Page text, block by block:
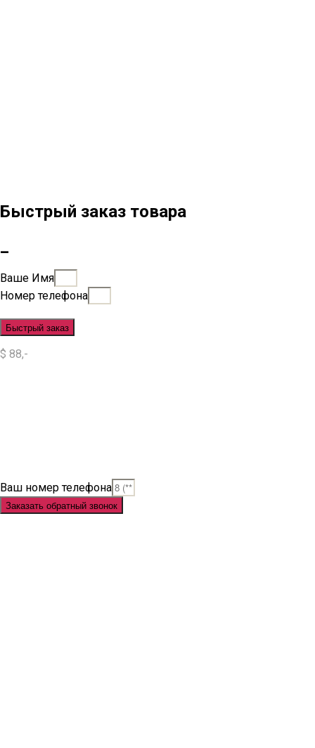
Быстрый заказ товара
Ваше Имя
Номер телефона
Быстрый заказ
$ 88,-
Ваш номер телефона
Заказать обратный звонок